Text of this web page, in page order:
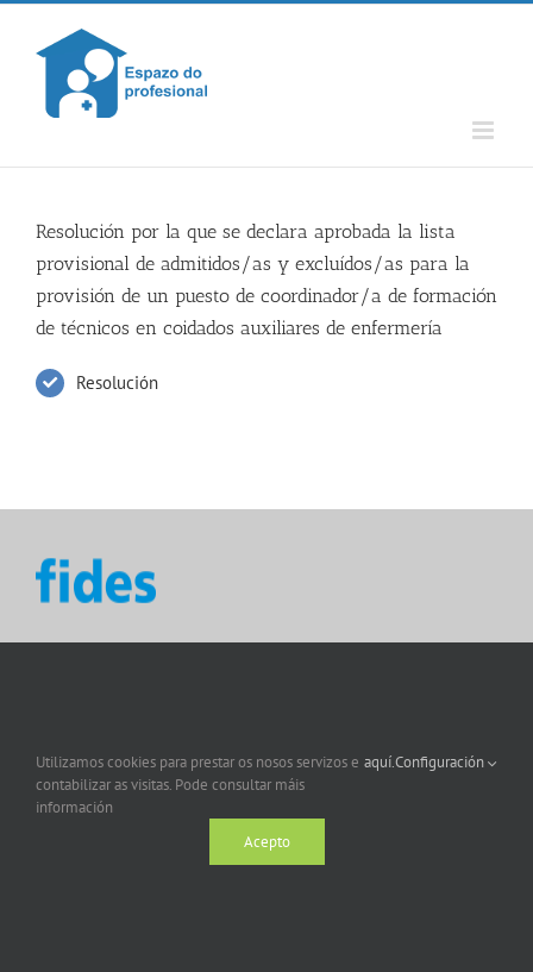
Skip
content
Resolución por la que se declara aprobada la lista
provisional de admitidos/as y excluídos/as para la
provisión de un puesto de coordinador/a de formación
de técnicos en coidados auxiliares de enfermería
Resolución
Utilizamos cookies para prestar os nosos servizos e
contabilizar as visitas. Pode consultar máis
información
aquí.Configuración
Acepto